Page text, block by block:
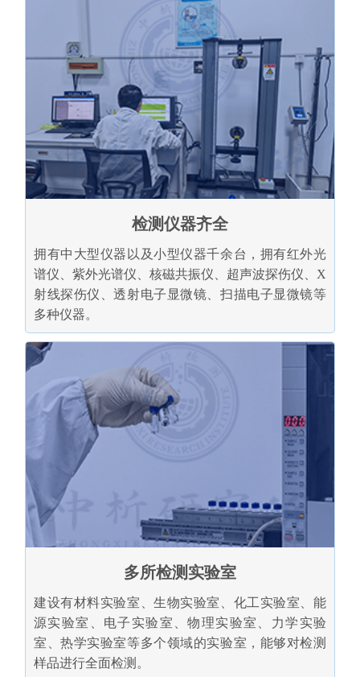
检测仪器齐全
拥有中大型仪器以及小型仪器千余台，拥有红外光
谱仪、紫外光谱仪、核磁共振仪、超声波探伤仪、X
射线探伤仪、透射电子显微镜、扫描电子显微镜等
多种仪器。
多所检测实验室
建设有材料实验室、生物实验室、化工实验室、能
源实验室、电子实验室、物理实验室、力学实验
室、热学实验室等多个领域的实验室，能够对检测
样品进行全面检测。